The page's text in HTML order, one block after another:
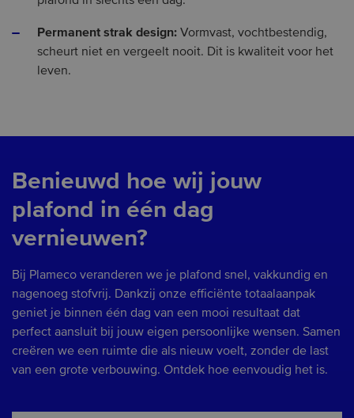
Permanent strak design: Vormvast, vochtbestendig,
scheurt niet en vergeelt nooit. Dit is kwaliteit voor het
leven.
Benieuwd hoe wij jouw
plafond in één dag
vernieuwen?
Bij Plameco veranderen we je plafond snel, vakkundig en
nagenoeg stofvrij. Dankzij onze efficiënte totaalaanpak
geniet je binnen één dag van een mooi resultaat dat
perfect aansluit bij jouw eigen persoonlijke wensen. Samen
creëren we een ruimte die als nieuw voelt, zonder de last
van een grote verbouwing. Ontdek hoe eenvoudig het is.